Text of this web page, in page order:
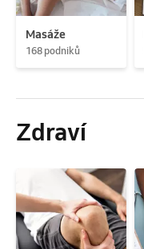
Masáže
168 podniků
Zdraví